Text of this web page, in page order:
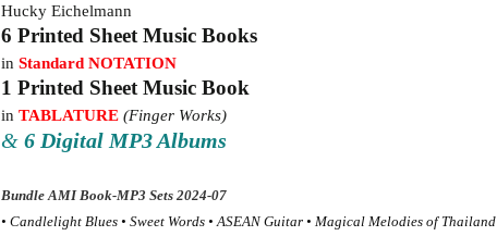
Hucky Eichelmann
6 Printed Sheet Music Books
in Standard NOTATION
1 Printed Sheet Music Book
in TABLATURE (Finger Works)
& 6 Digital MP3 Albums
Bundle AMI Book-MP3 Sets 2024-07
• Candlelight Blues • Sweet Words • ASEAN Guitar • Magical Melodies of Thailand